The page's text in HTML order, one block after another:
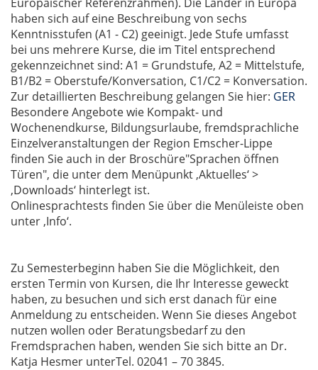
haben sich auf eine Beschreibung von sechs
Kenntnisstufen (A1 - C2) geeinigt. Jede Stufe umfasst
bei uns mehrere Kurse, die im Titel entsprechend
gekennzeichnet sind: A1 = Grundstufe, A2 = Mittelstufe,
B1/B2 = Oberstufe/Konversation, C1/C2 = Konversation.
Zur detaillierten Beschreibung gelangen Sie hier: GER
Besondere Angebote wie Kompakt- und
Wochenendkurse, Bildungsurlaube, fremdsprachliche
Einzelveranstaltungen der Region Emscher-Lippe
finden Sie auch in der Broschüre"Sprachen öffnen
Türen", die unter dem Menüpunkt ‚Aktuelles‘ >
‚Downloads‘ hinterlegt ist.
Onlinesprachtests finden Sie über die Menüleiste oben
unter ‚Info‘.
Zu Semesterbeginn haben Sie die Möglichkeit, den
ersten Termin von Kursen, die Ihr Interesse geweckt
haben, zu besuchen und sich erst danach für eine
Anmeldung zu entscheiden. Wenn Sie dieses Angebot
nutzen wollen oder Beratungsbedarf zu den
Fremdsprachen haben, wenden Sie sich bitte an Dr.
Katja Hesmer unterTel. 02041 – 70 3845.